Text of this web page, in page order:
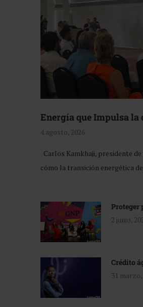
Energía que Impulsa
4 agosto, 2026
Carlos Kamkhaji, presidente
cómo la transición energética
Proteger
2 junio,
Crédito
31 marzo,